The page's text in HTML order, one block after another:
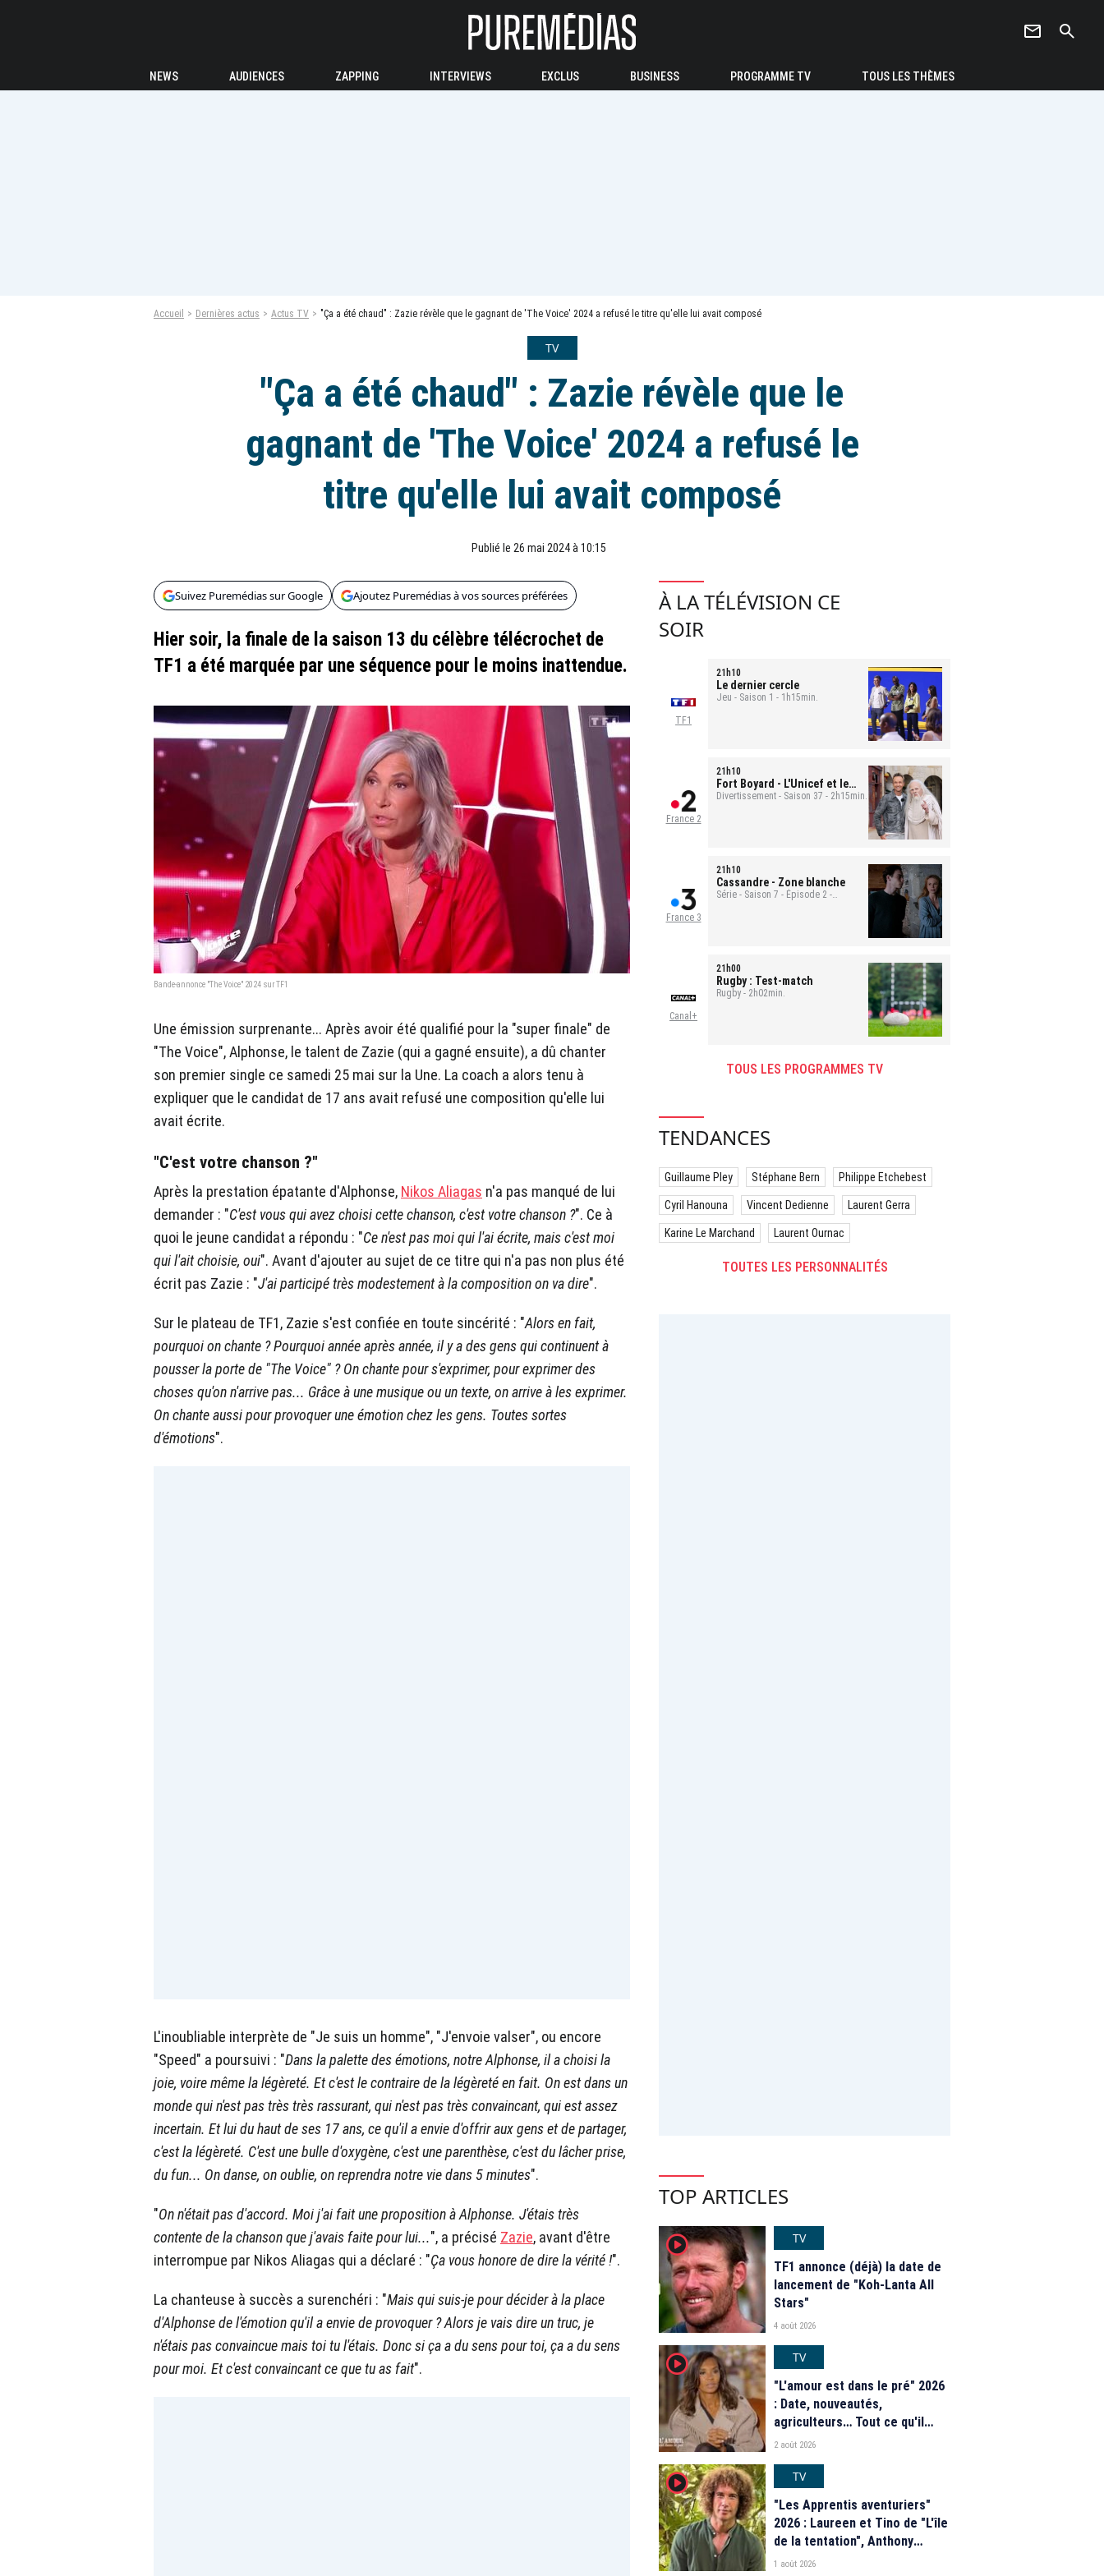
newsletter search
NEWS AUDIENCES ZAPPING INTERVIEWS EXCLUS BUSINESS PROGRAMME TV TOUS LES THÈMES
Accueil Dernières actus Actus TV "Ça a été chaud" : Zazie révèle que le gagnant de 'The Voice' 2024 a refusé le titre qu'elle lui avait composé
TV
"Ça a été chaud" : Zazie révèle que le
gagnant de 'The Voice' 2024 a refusé le
titre qu'elle lui avait composé
Publié le 26 mai 2024 à 10:15
Suivez Puremédias sur Google Ajoutez Puremédias à vos sources préférées
Hier soir, la finale de la saison 13 du célèbre télécrochet de
TF1 a été marquée par une séquence pour le moins inattendue.
Bande-annonce "The Voice" 2024 sur TF1
Une émission surprenante... Après avoir été qualifié pour la "super finale" de
"The Voice", Alphonse, le talent de Zazie (qui a gagné ensuite), a dû chanter
son premier single ce samedi 25 mai sur la Une. La coach a alors tenu à
expliquer que le candidat de 17 ans avait refusé une composition qu'elle lui
avait écrite.
"C'est votre chanson ?"
Après la prestation épatante d'Alphonse, Nikos Aliagas n'a pas manqué de lui
demander : "C'est vous qui avez choisi cette chanson, c'est votre chanson ?". Ce à
quoi le jeune candidat a répondu : "Ce n'est pas moi qui l'ai écrite, mais c'est moi
qui l'ait choisie, oui". Avant d'ajouter au sujet de ce titre qui n'a pas non plus été
écrit pas Zazie : "J'ai participé très modestement à la composition on va dire".
Sur le plateau de TF1, Zazie s'est confiée en toute sincérité : "Alors en fait,
pourquoi on chante ? Pourquoi année après année, il y a des gens qui continuent à
pousser la porte de "The Voice" ? On chante pour s'exprimer, pour exprimer des
choses qu'on n'arrive pas... Grâce à une musique ou un texte, on arrive à les exprimer.
On chante aussi pour provoquer une émotion chez les gens. Toutes sortes
d'émotions".
L'inoubliable interprète de "Je suis un homme", "J'envoie valser", ou encore
"Speed" a poursuivi : "Dans la palette des émotions, notre Alphonse, il a choisi la
joie, voire même la légèreté. Et c'est le contraire de la légèreté en fait. On est dans un
monde qui n'est pas très très rassurant, qui n'est pas très convaincant, qui est assez
incertain. Et lui du haut de ses 17 ans, ce qu'il a envie d'offrir aux gens et de partager,
c'est la légèreté. C'est une bulle d'oxygène, c'est une parenthèse, c'est du lâcher prise,
du fun... On danse, on oublie, on reprendra notre vie dans 5 minutes".
"On n'était pas d'accord. Moi j'ai fait une proposition à Alphonse. J'étais très
contente de la chanson que j'avais faite pour lui...", a précisé Zazie, avant d'être
interrompue par Nikos Aliagas qui a déclaré : "Ça vous honore de dire la vérité !".
La chanteuse à succès a surenchéri : "Mais qui suis-je pour décider à la place
d'Alphonse de l'émotion qu'il a envie de provoquer ? Alors je vais dire un truc, je
n'étais pas convaincue mais toi tu l'étais. Donc si ça a du sens pour toi, ça a du sens
pour moi. Et c'est convaincant ce que tu as fait".
À LA TÉLÉVISION CE
SOIR
TF1
21h10
Le dernier cercle
Jeu - Saison 1 - 1h15min.
France 2
21h10
Fort Boyard - L'Unicef et le
Refuge
Divertissement - Saison 37 - 2h15min.
France 3
21h10
Cassandre - Zone blanche
Série - Saison 7 - Épisode 2 -
Canal+
21h00
Rugby : Test-match
Rugby - 2h02min.
TOUS LES PROGRAMMES TV
TENDANCES
Guillaume Pley Stéphane Bern Philippe Etchebest
Cyril Hanouna Vincent Dedienne Laurent Gerra
Karine Le Marchand Laurent Ournac
TOUTES LES PERSONNALITÉS
TOP ARTICLES
player2
TV
TF1 annonce (déjà) la date de
lancement de "Koh-Lanta All
Stars"
4 août 2026
player2
TV
"L'amour est dans le pré" 2026
: Date, nouveautés,
agriculteurs… Tout ce qu'il
faut savoir sur la saison 21 du
2 août 2026
player2
TV
"Les Apprentis aventuriers"
2026 : Laureen et Tino de "L'île
de la tentation", Anthony
Matéo, Jade Leboeuf... Le
1 août 2026